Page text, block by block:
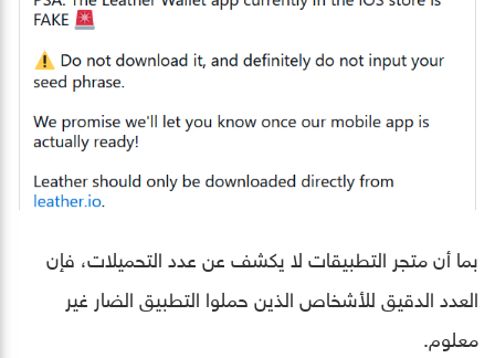
بما أن متجر التطبيقات لا يكشف عن عدد التحميلات، فإن
العدد الدقيق للأشخاص الذين حملوا التطبيق الضار غير
معلوم.